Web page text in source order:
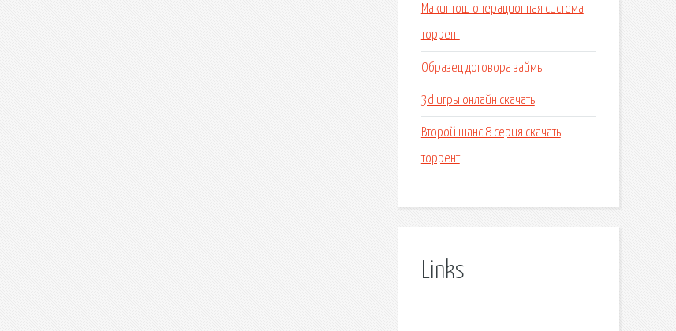
Макинтош операционная система
торрент
Образец договора займы
3d игры онлайн скачать
Второй шанс 8 серия скачать
торрент
Links